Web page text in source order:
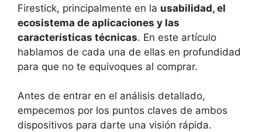
Firestick, principalmente en la usabilidad, el
ecosistema de aplicaciones y las
características técnicas. En este artículo
hablamos de cada una de ellas en profundidad
para que no te equivoques al comprar.
Antes de entrar en el análisis detallado,
empecemos por los puntos claves de ambos
dispositivos para darte una visión rápida.